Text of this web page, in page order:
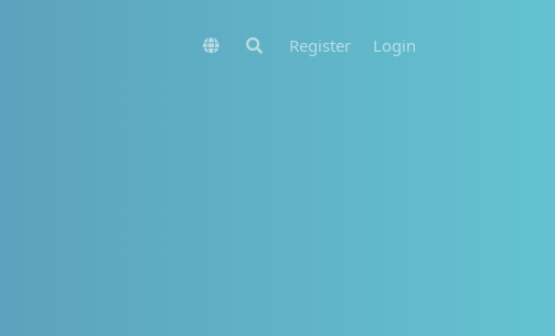
Register Login